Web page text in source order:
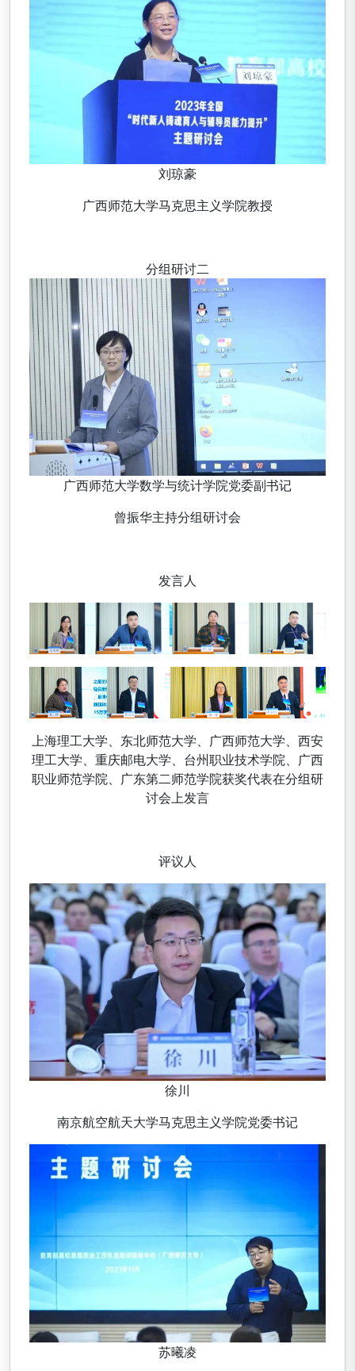
刘琼豪
广西师范大学马克思主义学院教授
分组研讨二
广西师范大学数学与统计学院党委副书记
曾振华主持分组研讨会
发言人
上海理工大学、东北师范大学、广西师范大学、西安
理工大学、重庆邮电大学、台州职业技术学院、广西
职业师范学院、广东第二师范学院获奖代表在分组研
讨会上发言
评议人
徐川
南京航空航天大学马克思主义学院党委书记
苏曦凌